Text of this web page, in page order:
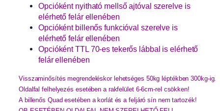
Opcióként nyitható mellső ajtóval szerelve is
elérhető felár ellenében
Opcióként billenős funkcióval szerelve is
elérhető felár ellenében
Opcióként TTL 70-es tekerős lábbal is elérhető
felár ellenében
Visszaminősítés megrendeléskor lehetséges 50kg léptékben 300kg-ig.
Oldalfal felhelyezés esetében a rakfelület 6-6cm-rel csökken!
A billenős Quad esetében a korlát és a feljáró sín nem tartozék!